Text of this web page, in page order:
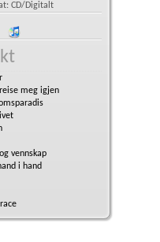
CD/Digitalt
iTunes
meg igjen
vennskap
i hand